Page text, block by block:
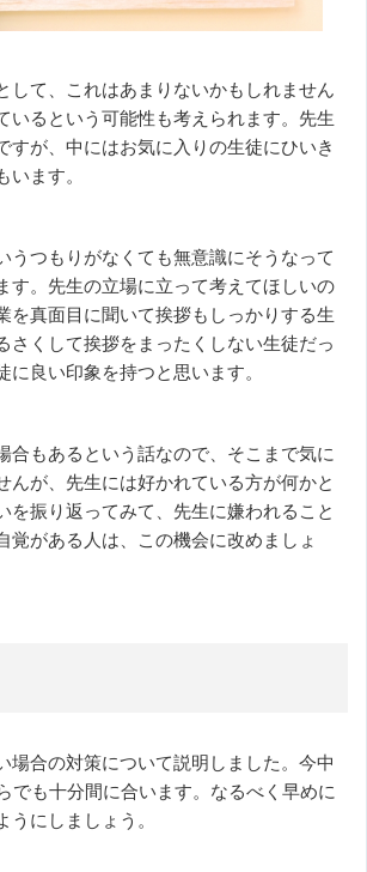
して、これはあまりないかもしれません
いるという可能性も考えられます。先生
すが、中にはお気に入りの生徒にひいき
います。
うつもりがなくても無意識にそうなって
す。先生の立場に立って考えてほしいの
を真面目に聞いて挨拶もしっかりする生
さくして挨拶をまったくしない生徒だっ
に良い印象を持つと思います。
合もあるという話なので、そこまで気に
んが、先生には好かれている方が何かと
を振り返ってみて、先生に嫌われること
覚がある人は、この機会に改めましょ
場合の対策について説明しました。今中
でも十分間に合います。なるべく早めに
うにしましょう。